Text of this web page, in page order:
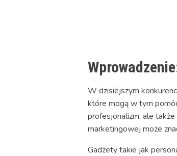
W dzisiejszym
które mogą w tym
profesjonalizm, ale
marketingowej może
Gadżety takie jak